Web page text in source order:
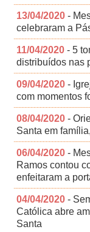
13/04/2020 -
celebraram a
11/04/2020 - 5
distribuídos nas
09/04/2020 -
com momentos
08/04/2020 -
Santa em
06/04/2020 -
Ramos contou
enfeitaram a
04/04/2020 -
Católica abre
Santa